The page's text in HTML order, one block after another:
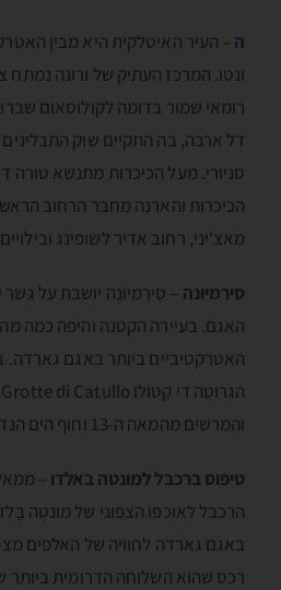
ה – העיר האיטלקית היא מבין
ונטו. המרכז העתיק של ורונה נמתח
רומאי שמור בדומה לקולוסאום
דל ארבה, בה התקיים שוק
סניורי. מעל הכיכרות מתנשא טורה
הכיכרות והארנה מחבר הרחוב
מאצ'יני, רחוב אדיר לשופינג
סירמיונה – סִירְמיוֺנֶה יושבת על
האגם. בעיירה הקטנה והיפה כמה
האטרקטיביים ביותר באגם גארְדָה.
והמרשים מהמאה ה-13 וחוף הים הנדיר של העיירה.
טיפוס ברכבל למונטה באלדו –
הרכבל לאוכפו הצפוני של מונטֶה
באגם גארדה לחוויה של האלפים
רכס שהוא השלוחה הדרומית